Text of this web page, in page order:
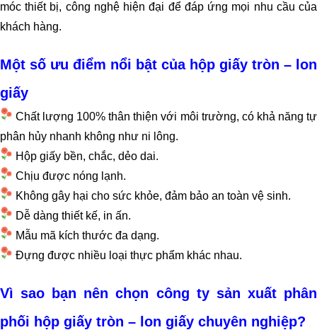
móc thiết bị, công nghệ hiện đại để đáp ứng mọi nhu cầu của
khách hàng.
Một số ưu điểm nổi bật của hộp giấy tròn – lon
giấy
Chất lượng 100% thân thiện với môi trường, có khả năng tự
phân hủy nhanh không như ni lông.
Hộp giấy bền, chắc, dẻo dai.
Chịu được nóng lạnh.
Không gây hại cho sức khỏe, đảm bảo an toàn vệ sinh.
Dễ dàng thiết kế, in ấn.
Mẫu mã kích thước đa dạng.
Đựng được nhiều loại thực phẩm khác nhau.
Vì sao bạn nên chọn công ty sản xuất phân
phối hộp giấy tròn – lon giấy chuyên nghiệp?